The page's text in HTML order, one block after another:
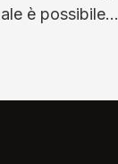
è possibile…